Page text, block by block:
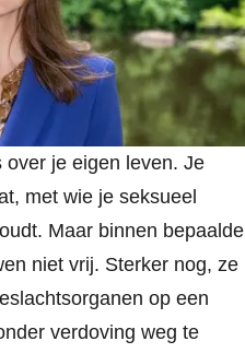
je eigen leven. Je
met wie je seksueel
Maar binnen bepaalde
niet vrij. Sterker nog, ze
op een
verdoving weg te